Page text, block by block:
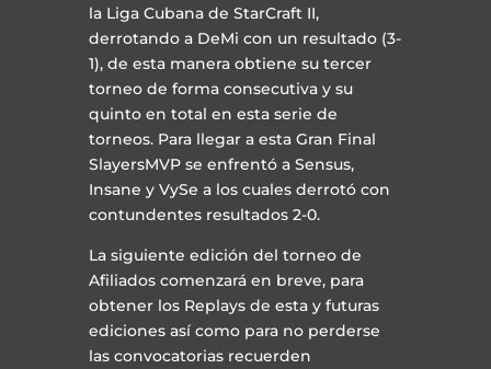
la Liga Cubana de StarCraft II,
derrotando a DeMi con un resultado (3-
1), de esta manera obtiene su tercer
torneo de forma consecutiva y su
quinto en total en esta serie de
torneos. Para llegar a esta Gran Final
SlayersMVP se enfrentó a Sensus,
Insane y VySe a los cuales derrotó con
contundentes resultados 2-0.
La siguiente edición del torneo de
Afiliados comenzará en breve, para
obtener los Replays de esta y futuras
ediciones así como para no perderse
las convocatorias recuerden